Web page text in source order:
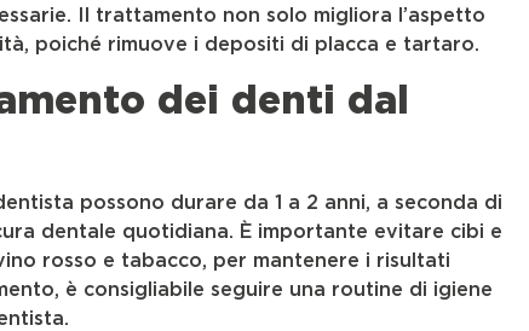
Il trattamento non solo migliora l’aspetto
poiché rimuove i depositi di placca e tartaro.
dei denti dal
possono durare da 1 a 2 anni, a seconda di
dentale quotidiana. È importante evitare cibi e
rosso e tabacco, per mantenere i risultati
è consigliabile seguire una routine di igiene